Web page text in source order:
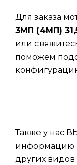
Для заказа
3МП (4МП)
или
поможем
Также у нас
информацию
других видов